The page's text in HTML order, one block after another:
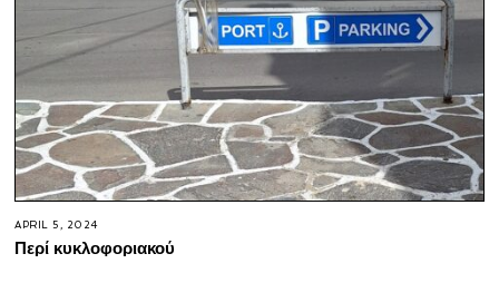
APRIL 5, 2024
Περί κυκλοφοριακού